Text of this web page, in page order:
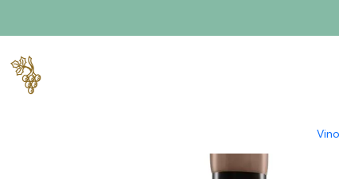
House of Vegetable Gardens